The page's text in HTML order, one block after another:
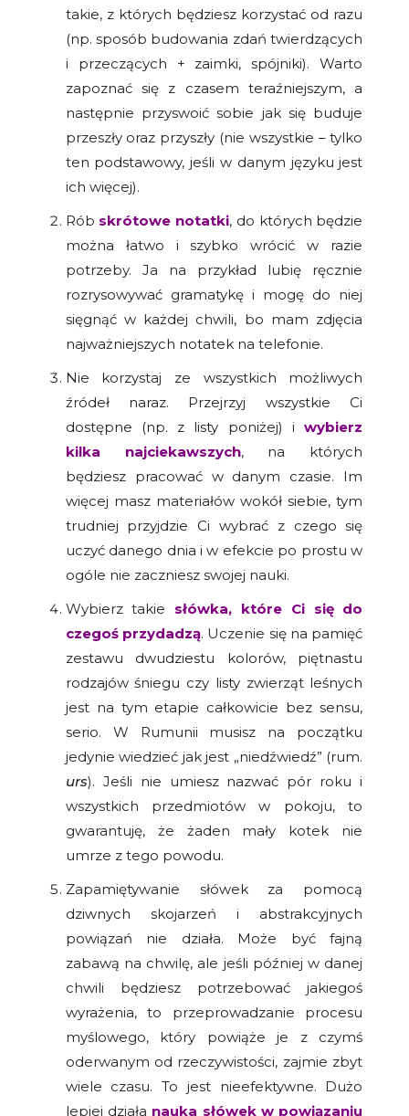
takie, z których będziesz korzystać od razu
(np. sposób budowania zdań twierdzących
i przeczących + zaimki, spójniki). Warto
zapoznać się z czasem teraźniejszym, a
następnie przyswoić sobie jak się buduje
przeszły oraz przyszły (nie wszystkie – tylko
ten podstawowy, jeśli w danym języku jest
ich więcej).
Rób skrótowe notatki, do których będzie
można łatwo i szybko wrócić w razie
potrzeby. Ja na przykład lubię ręcznie
rozrysowywać gramatykę i mogę do niej
sięgnąć w każdej chwili, bo mam zdjęcia
najważniejszych notatek na telefonie.
Nie korzystaj ze wszystkich możliwych
źródeł naraz. Przejrzyj wszystkie Ci
dostępne (np. z listy poniżej) iwybierz
kilka najciekawszych, na których
będziesz pracować w danym czasie. Im
więcej masz materiałów wokół siebie, tym
trudniej przyjdzie Ci wybrać z czego się
uczyć danego dnia i w efekcie po prostu w
ogóle nie zaczniesz swojej nauki.
Wybierz takie słówka, które Ci się do
czegoś przydadzą. Uczenie się na pamięć
zestawu dwudziestu kolorów, piętnastu
rodzajów śniegu czy listy zwierząt leśnych
jest na tym etapie całkowicie bez sensu,
serio. W Rumunii musisz na początku
jedynie wiedzieć jak jest „niedźwiedź” (rum.
urs). Jeśli nie umiesz nazwać pór roku i
wszystkich przedmiotów w pokoju, to
gwarantuję, że żaden mały kotek nie
umrze z tego powodu.
Zapamiętywanie słówek za pomocą
dziwnych skojarzeń i abstrakcyjnych
powiązań nie działa. Może być fajną
zabawą na chwilę, ale jeśli później w danej
chwili będziesz potrzebować jakiegoś
wyrażenia, to przeprowadzanie procesu
myślowego, który powiąże je z czymś
oderwanym od rzeczywistości, zajmie zbyt
wiele czasu. To jest nieefektywne. Dużo
lepiej działa nauka słówek w powiązaniu